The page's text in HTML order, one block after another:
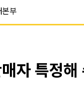
부
자 특정해